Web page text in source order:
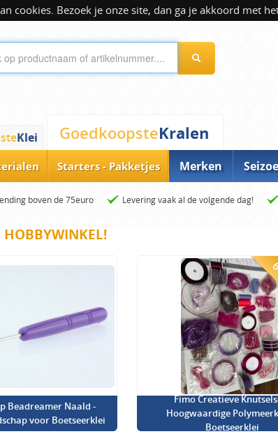
cookies. Bezoek je onze site, dan ga je akkoord met
Klei GoedkoopsteKralen
Starters - Pakketjes Merken
boven de 75euro Levering vaak al de volgende dag!
HOBBYWINKEL!
Beadreamer Naald -
voor Boetseerklei
Fimo Creatieve
Hoogwaardige
Boetseerklei